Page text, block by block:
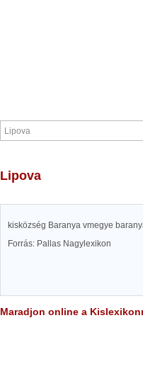
Lipova
kisközség Baranya vmegye
Forrás: Pallas Nagylexikon
Maradjon online a